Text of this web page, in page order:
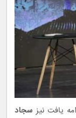
یافت نیز سجاد